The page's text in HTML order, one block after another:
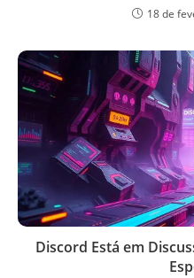
18 de
Discord Está em